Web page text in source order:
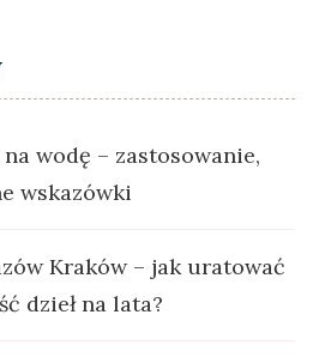
wodę – zastosowanie,
wskazówki
Kraków – jak uratować
dzieł na lata?